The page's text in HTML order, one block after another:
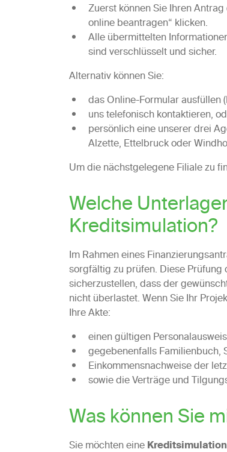
Zuerst können Sie Ihren
online beantragen“ klicken.
Alle übermittelten
sind verschlüsselt und sicher.
Alternativ können Sie:
das Online-Formular ausfüllen
uns telefonisch kontaktieren,
persönlich eine unserer drei
Alzette, Ettelbruck oder
Um die nächstgelegene Filiale zu
Welche
Kreditsimulation?
Im Rahmen eines
sorgfältig zu prüfen. Diese
sicherzustellen, dass der
nicht überlastet. Wenn Sie Ihr
Ihre Akte:
einen gültigen
gegebenenfalls Familienbuch,
Einkommensnachweise der
sowie die Verträge und
Was können Sie
Sie möchten eine